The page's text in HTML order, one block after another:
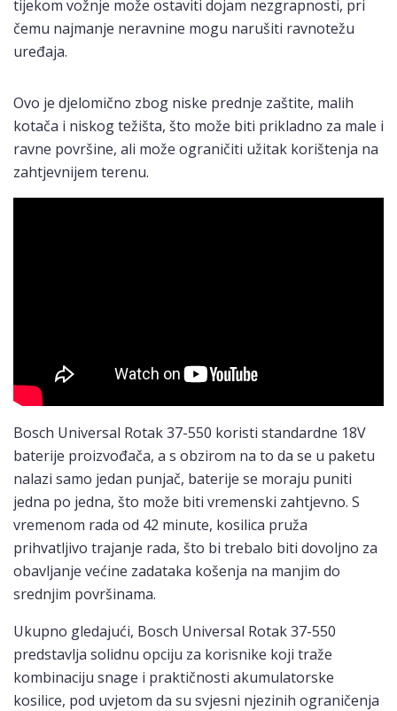
tijekom vožnje može ostaviti dojam nezgrapnosti, pri
čemu najmanje neravnine mogu narušiti ravnotežu
uređaja.
Ovo je djelomično zbog niske prednje zaštite, malih
kotača i niskog težišta, što može biti prikladno za male i
ravne površine, ali može ograničiti užitak korištenja na
zahtjevnijem terenu.
Bosch Universal Rotak 37-550 koristi standardne 18V
baterije proizvođača, a s obzirom na to da se u paketu
nalazi samo jedan punjač, baterije se moraju puniti
jedna po jedna, što može biti vremenski zahtjevno. S
vremenom rada od 42 minute, kosilica pruža
prihvatljivo trajanje rada, što bi trebalo biti dovoljno za
obavljanje većine zadataka košenja na manjim do
srednjim površinama.
Ukupno gledajući, Bosch Universal Rotak 37-550
predstavlja solidnu opciju za korisnike koji traže
kombinaciju snage i praktičnosti akumulatorske
kosilice, pod uvjetom da su svjesni njezinih ograničenja